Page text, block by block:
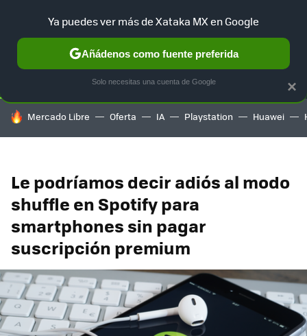
SELECCIÓN GAMING HOME AUTO TERRITORIO
HOY SE HABLA DE
Mercado Libre Oferta IA Playstation Huawei
Le podríamos decir adiós al modo
shuffle en Spotify para
smartphones sin pagar
suscripción premium
×
Ya puedes ver más de Xataka MX en Google
Añádenos como fuente preferida
Solo necesitas una cuenta de Google